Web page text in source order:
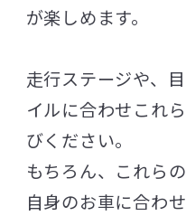
が楽しめます。
走行ステージや、
イルに合わせこれ
びください。
もちろん、これら
自身のお車に合わ